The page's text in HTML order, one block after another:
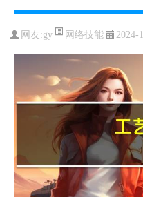
网友:gy 网络技能 2024-